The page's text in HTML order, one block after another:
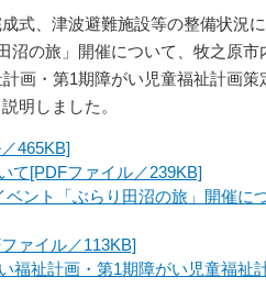
式、津波避難施設等の整備状況
沼の旅」開催について、牧之原市
画・第1期障がい児童福祉計画策
明しました。
465KB]
て[PDFファイル／239KB]
ント「ぶらり田沼の旅」開催に
ァイル／113KB]
福祉計画・第1期障がい児童福祉